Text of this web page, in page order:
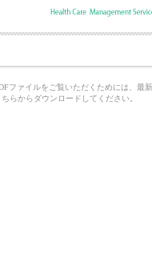
ファイルをご覧いただくためには、最
ちらからダウンロードしてください。